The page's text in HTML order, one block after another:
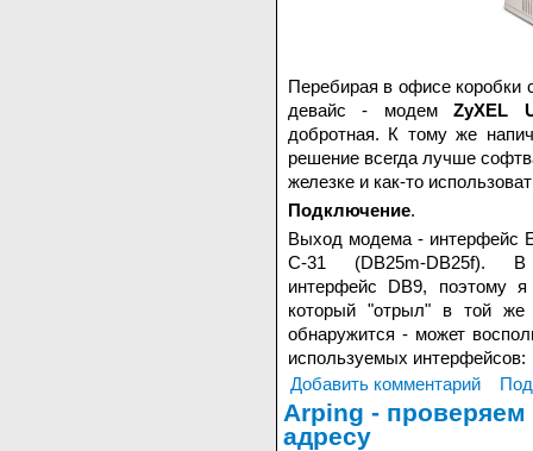
Перебирая в офисе
девайс - модемZyXEL
добротная. К тому же
решение всегда лучше
железке и как-то
Подключение.
Выход модема - интерфейс
С-31 (DB25m-DB25f). В
интерфейс DB9, поэтому я
который "отрыл" в той же
обнаружится - может
используемых интерфейсов:
Добавить комментарий
Arping - проверяем
адресу